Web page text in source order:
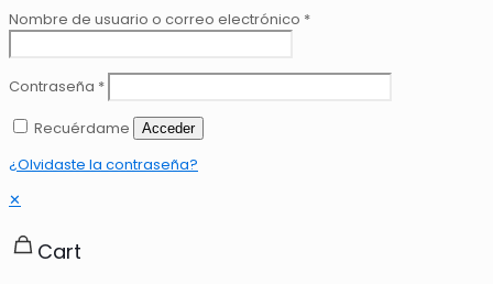
Nombre de usuario o correo electrónico *
Contraseña *
Recuérdame
Acceder
¿Olvidaste la contraseña?
✕
Cart